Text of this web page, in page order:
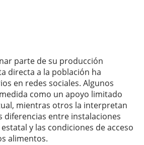
parte de su producción
directa a la población ha
en redes sociales. Algunos
como un apoyo limitado
mientras otros la interpretan
diferencias entre instalaciones
y las condiciones de acceso
alimentos.